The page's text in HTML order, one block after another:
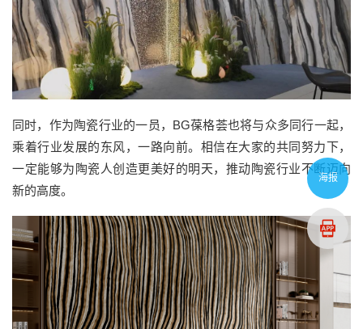
同时，作为陶瓷行业的一员，BG葆格荟也将与众多同行一起，
乘着行业发展的东风，一路向前。相信在大家的共同努力下，
一定能够为陶瓷人创造更美好的明天，推动陶瓷行业不断迈向
新的高度。
海报